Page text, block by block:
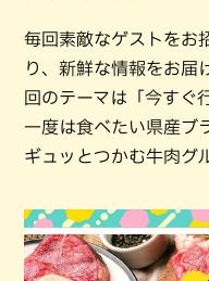
毎回素敵なゲストをお
り、新鮮な情報をお届
回のテーマは「今すぐ
一度は食べたい県産ブ
ギュッとつかむ牛肉グ